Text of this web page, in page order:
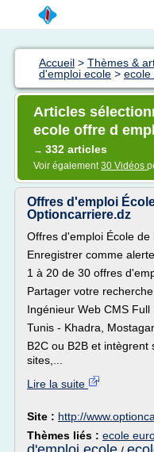
Accueil > Thèmes &
d'emploi ecole > ecole
Articles
ecole offre d
→ 332 articles
Voir également30 Vidéos
Offres d'emploi
Optioncarriere.dz
Offres d'emploi École de
Enregistrer comme alerte
1 à 20 de 30 offres
Partager votre recherche
Ingénieur Web CMS
Tunis - Khadra,
B2C ou B2B et intègrent
sites,...
Lire la suite
Site : http://
Thèmes liés : ecole